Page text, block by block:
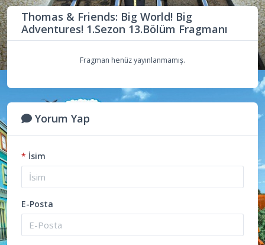
Thomas & Friends: Big World! Big
Adventures! 1.Sezon 13.Bölüm Fragmanı
Fragman henüz yayınlanmamış.
Yorum Yap
* İsim
E-Posta